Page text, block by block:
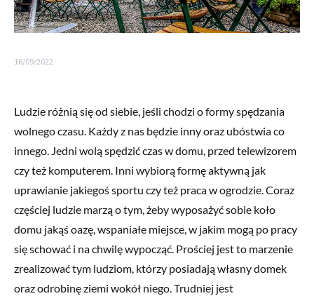
16/09/2022
Ludzie różnią się od siebie, jeśli chodzi o formy spędzania
wolnego czasu. Każdy z nas będzie inny oraz ubóstwia co
innego. Jedni wolą spędzić czas w domu, przed telewizorem
czy też komputerem. Inni wybiorą formę aktywną jak
uprawianie jakiegoś sportu czy też praca w ogrodzie. Coraz
częściej ludzie marzą o tym, żeby wyposażyć sobie koło
domu jakąś oazę, wspaniałe miejsce, w jakim mogą po pracy
się schować i na chwilę wypocząć. Prościej jest to marzenie
zrealizować tym ludziom, którzy posiadają własny domek
oraz odrobinę ziemi wokół niego. Trudniej jest